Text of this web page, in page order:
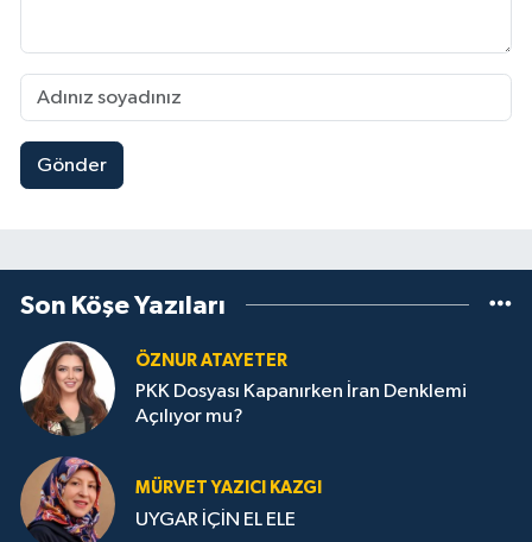
Gönder
Son Köşe Yazıları
ÖZNUR ATAYETER
PKK Dosyası Kapanırken İran Denklemi
Açılıyor mu?
MÜRVET YAZICI KAZGI
UYGAR İÇİN EL ELE